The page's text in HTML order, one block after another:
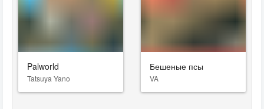
Palworld
Tatsuya Yano
Бешеные псы
VA